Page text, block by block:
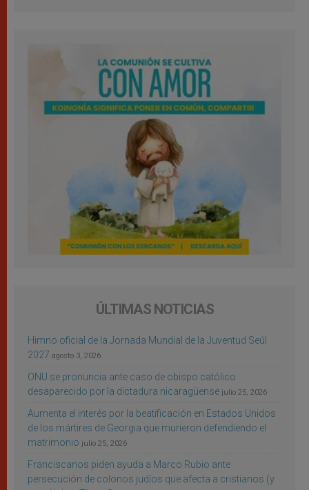
ÚLTIMAS NOTICIAS
Himno oficial de la Jornada Mundial de la Juventud Seúl
2027 agosto 3, 2026
ONU se pronuncia ante caso de obispo católico
desaparecido por la dictadura nicaragüense julio 25, 2026
Aumenta el interés por la beatificación en Estados Unidos
de los mártires de Georgia que murieron defendiendo el
matrimonio julio 25, 2026
Franciscanos piden ayuda a Marco Rubio ante
persecución de colonos judíos que afecta a cristianos (y